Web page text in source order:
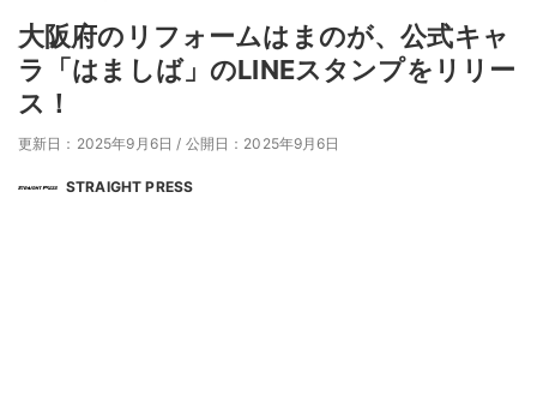
大阪府のリフォームはまのが、公式キャ
ラ「はましば」のLINEスタンプをリリー
ス！
更新日：2025年9月6日 / 公開日：2025年9月6日
STRAIGHT PRESS